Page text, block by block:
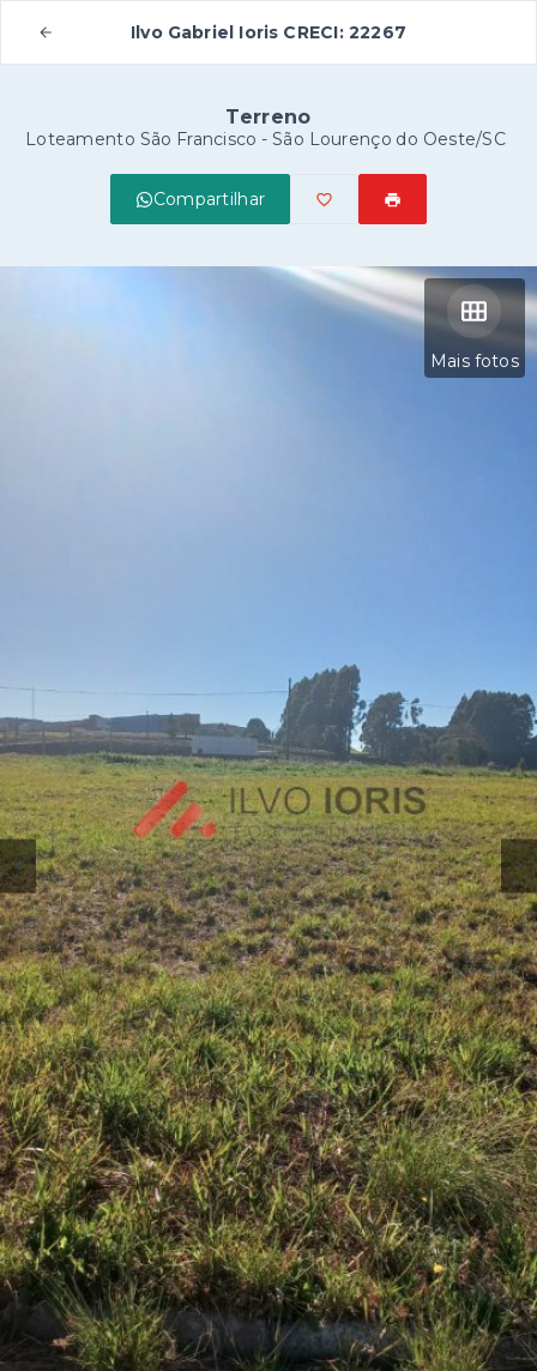
Ilvo Gabriel Ioris CRECI: 22267
Terreno
Loteamento São Francisco - São Lourenço do Oeste/SC
Compartilhar
Mais fotos